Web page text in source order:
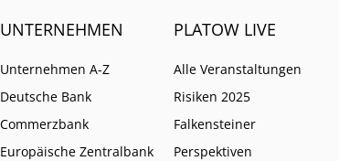
UNTERNEHMEN
Unternehmen A-Z
Deutsche Bank
Commerzbank
Europäische Zentralbank
PLATOW LIVE
Alle Veranstaltungen
Risiken 2025
Falkensteiner
Perspektiven